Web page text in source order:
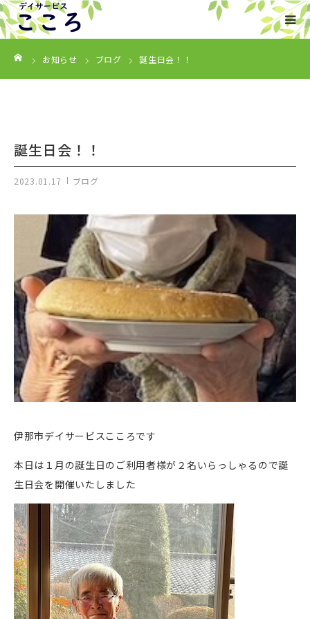
お知らせ ブログ 誕生日会！！
誕生日会！！
2023.01.17 ブログ
伊那市デイサービスこころです
本日は１月の誕生日のご利用者様が２名いらっしゃるので誕
生日会を開催いたしました
HOME
会社概要
お知らせ
お問い合わせ